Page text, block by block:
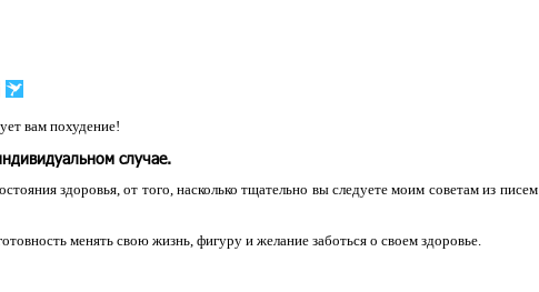
вам похудение!
случае.
здоровья, от того, насколько тщательно вы следуете моим советам из писем
менять свою жизнь, фигуру и желание заботься о своем здоровье.